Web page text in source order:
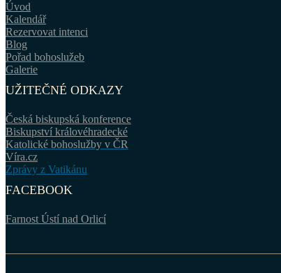
Úvod
Kalendář
Rezervovat intenci
Blog
Pořad bohoslužeb
Galerie
UŽITEČNÉ ODKAZY
Česká biskupská konference
Biskupství královéhradecké
Katolické bohoslužby v ČR
Víra.cz
Zprávy z Vatikánu
FACEBOOK
Farnost Ústí nad Orlicí